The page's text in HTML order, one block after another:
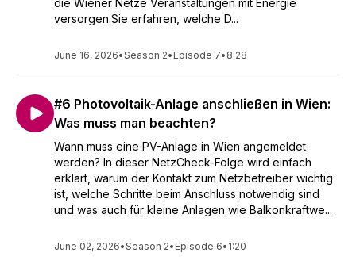
die Wiener Netze Veranstaltungen mit Energie
versorgen.Sie erfahren, welche D...
June 16, 2026•Season 2• Episode 7• 8:28
#6 Photovoltaik-Anlage anschließen in Wien:
Was muss man beachten?
Wann muss eine PV-Anlage in Wien angemeldet
werden? In dieser NetzCheck-Folge wird einfach
erklärt, warum der Kontakt zum Netzbetreiber wichtig
ist, welche Schritte beim Anschluss notwendig sind
und was auch für kleine Anlagen wie Balkonkraftwe...
June 02, 2026•Season 2• Episode 6• 1:20